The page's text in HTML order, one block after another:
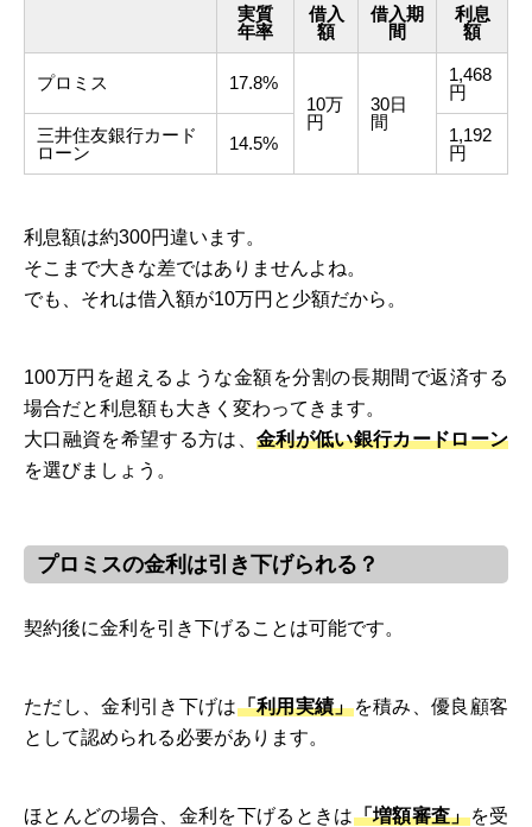
実質
年率
借入
額
借入期
間
利息
額
プロミス
17.8%
10万
円
30日
間
1,468
円
三井住友銀行カード
ローン
14.5%
1,192
円
利息額は約300円違います。
そこまで大きな差ではありませんよね。
でも、それは借入額が10万円と少額だから。
100万円を超えるような金額を分割の長期間で返済する
場合だと利息額も大きく変わってきます。
大口融資を希望する方は、 金利が低い銀行カードローン
を選びましょう。
プロミスの金利は引き下げられる？
契約後に金利を引き下げることは可能です。
ただし、金利引き下げは「利用実績」を積み、優良顧客
として認められる必要があります。
ほとんどの場合、金利を下げるときは「増額審査」を受